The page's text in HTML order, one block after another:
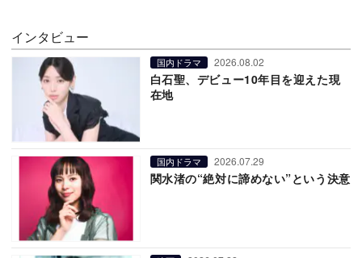
インタビュー
国内ドラマ 2026.08.02
白石聖、デビュー10年目を迎えた現
在地
国内ドラマ 2026.07.29
関水渚の“絶対に諦めない”という決意